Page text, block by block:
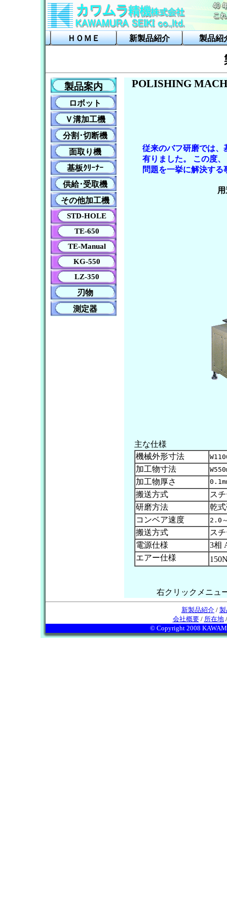
ＨＯＭＥ 新製品紹介 製品紹
POLISHING
従来のバフ研磨では、
有りました。 この度
問題を一挙に解決する
主な仕様
機械外形寸法
加工物寸法
加工物厚さ
搬送方式
ス
研磨方法
乾
コンベア速度
2.0
搬送方式
ス
電源仕様
3相
エアー仕様
右クリックメニュ
製品案内
ロボット
Ｖ溝加工機
分割･切断機
面取り機
基板ｸﾘｰﾅｰ
供給･受取機
その他加工機
STD-HOLE
TE-650
TE-Manual
KG-550
LZ-350
刃物
測定器
新製品紹介 /
会社概要/ 所在地
© Copyright 2008